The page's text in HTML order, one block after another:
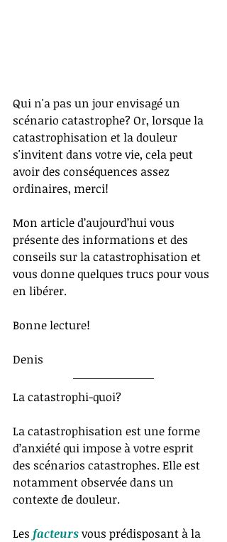
Qui n'a pas un jour envisagé un
scénario catastrophe? Or, lorsque la
catastrophisation et la douleur
s'invitent dans votre vie, cela peut
avoir des conséquences assez
ordinaires, merci!
Mon article d’aujourd’hui vous
présente des informations et des
conseils sur la catastrophisation et
vous donne quelques trucs pour vous
en libérer.
Bonne lecture!
Denis
La catastrophi-quoi?
La catastrophisation est une forme
d’anxiété qui impose à votre esprit
des scénarios catastrophes. Elle est
notamment observée dans un
contexte de douleur.
Les facteurs vous prédisposant à la